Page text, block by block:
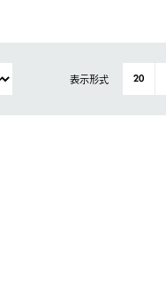
表示形式 20